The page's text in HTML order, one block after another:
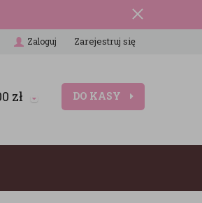
Zaloguj Zarejestruj się
zł DO KASY